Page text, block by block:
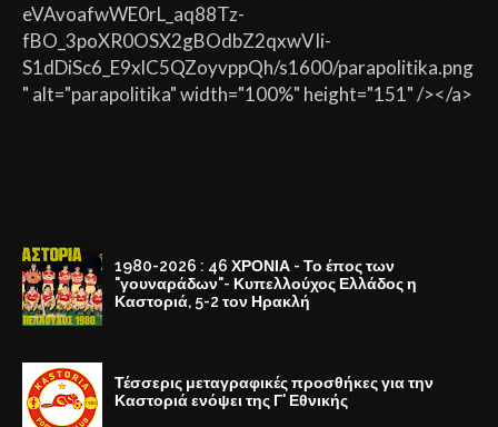
eVAvoafwWE0rL_aq88Tz-
fBO_3poXR0OSX2gBOdbZ2qxwVIi-
S1dDiSc6_E9xlC5QZoyvppQh/s1600/parapolitika.png
" alt="parapolitika" width="100%" height="151" /></a>
1980-2026 : 46 ΧΡΟΝΙΑ - Το έπος των
"γουναράδων"- Κυπελλούχος Ελλάδος η
Καστοριά, 5-2 τον Ηρακλή
Τέσσερις μεταγραφικές προσθήκες για την
Καστοριά ενόψει της Γ' Εθνικής